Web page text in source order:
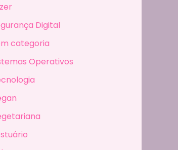
Digital
categoria
Operativos